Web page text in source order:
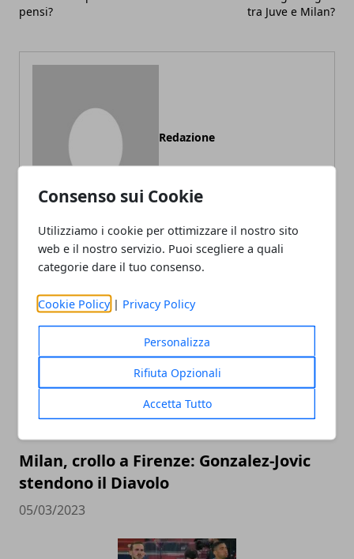
Consenso sui Cookie
Utilizziamo i cookie per ottimizzare il nostro sito
web e il nostro servizio. Puoi scegliere a quali
categorie dare il tuo consenso.
Cookie Policy | Privacy Policy
Personalizza
Rifiuta Opzionali
Accetta Tutto
pensi?
tra Juve e Milan?
Redazione
Milan, crollo a Firenze: Gonzalez-Jovic
stendono il Diavolo
05/03/2023